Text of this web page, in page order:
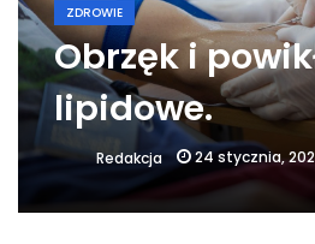
ZDROWIE
Obrzęk i
lipidowe.
Redakcja 24 stycznia,